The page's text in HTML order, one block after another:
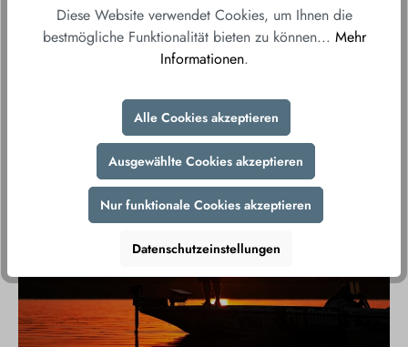
AngelJoe Onlineshop Sale
In unserer Kategorie Sale findest du aktuelle Angebote,
Auslaufmodelle oder Restposten. Wir aktualisieren diese
Angebote zu haben. Wenn du keinen Deal verpassen willst
schau einfach regelmäßig vorbei, denn in dieser Kategorie
gilt, wer zu erst kommt fängt zuerst.
Diese Website verwendet Cookies, um Ihnen die
bestmögliche Funktionalität bieten zu können... Mehr
Informationen.
Alle Cookies akzeptieren
Ausgewählte Cookies akzeptieren
Nur funktionale Cookies akzeptieren
Datenschutzeinstellungen